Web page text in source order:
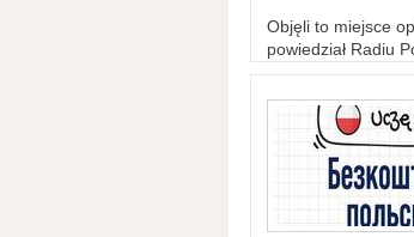
Objęli to miejsce
powiedział Radiu